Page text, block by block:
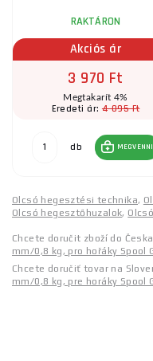
RAKTÁRON
Akciós ár
3 970 Ft
Megtakarít 4%
Eredeti ár:4 095 Ft
db MEGVENNI
Olcsó hegesztési technika,
Olcsó hegesztőhuzalok,
Chcete doručit zboží do
mm/0,8 kg, pro hořáky Spool
Chcete doručiť tovar na
mm/0,8 kg, pre horáky Spool